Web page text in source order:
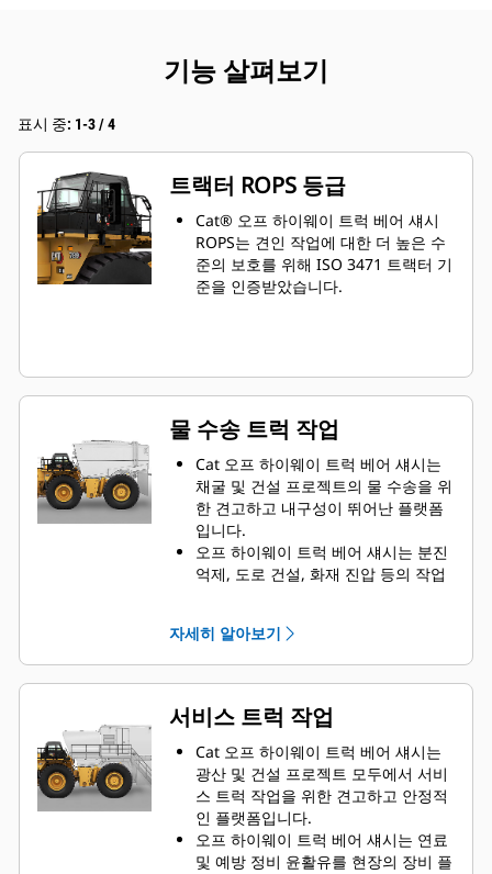
기능 살펴보기
표시 중: 1-3 / 4
트랙터 ROPS 등급
Cat® 오프 하이웨이 트럭 베어 섀시
ROPS는 견인 작업에 대한 더 높은 수
준의 보호를 위해 ISO 3471 트랙터 기
준을 인증받았습니다.
물 수송 트럭 작업
Cat 오프 하이웨이 트럭 베어 섀시는
채굴 및 건설 프로젝트의 물 수송을 위
한 견고하고 내구성이 뛰어난 플랫폼
입니다.
오프 하이웨이 트럭 베어 섀시는 분진
억제, 도로 건설, 화재 진압 등의 작업
을 통해 물 수송 트럭용 베어 섀시 장
비를 공급하며, 귀사에 최적의 솔루션
을 제공하기 위해 모든 과정은 현지
Cat 지점을 거칩니다.
자세히 알아보기
서비스 트럭 작업
Cat 오프 하이웨이 트럭 베어 섀시는
광산 및 건설 프로젝트 모두에서 서비
스 트럭 작업을 위한 견고하고 안정적
인 플랫폼입니다.
오프 하이웨이 트럭 베어 섀시는 연료
및 예방 정비 윤활유를 현장의 장비 플